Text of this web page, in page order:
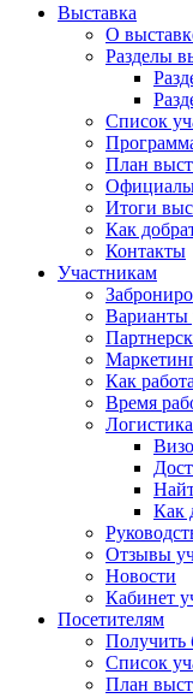
Выставка
О
Разделы
Список
План
Итоги
Как
Контакты
Участникам
Варианты
Как
Время
Логистика
Как
Отзывы
Новости
Кабинет
Посетителям
Получить
Список
План